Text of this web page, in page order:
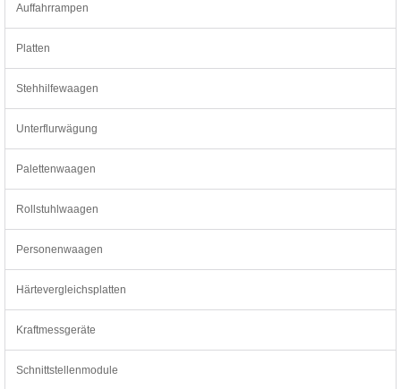
Auffahrrampen
Platten
Stehhilfewaagen
Unterflurwägung
Palettenwaagen
Rollstuhlwaagen
Personenwaagen
Härtevergleichsplatten
Kraftmessgeräte
Schnittstellenmodule